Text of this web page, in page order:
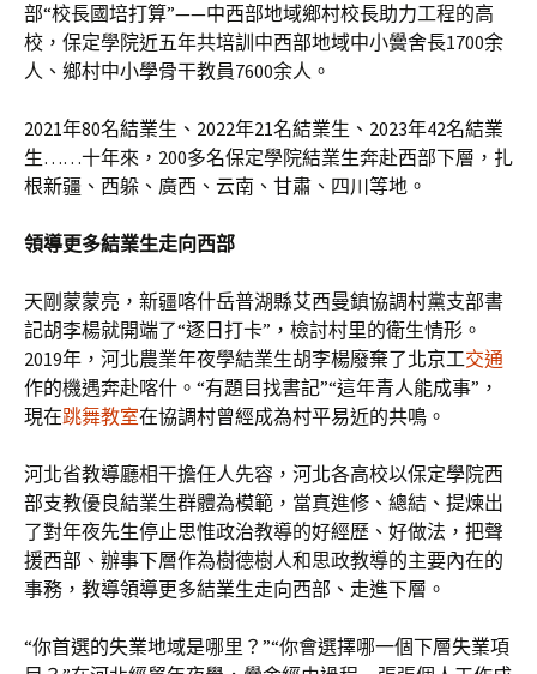
部“校長國培打算”——中西部地域鄉村校長助力工程的高
校，保定學院近五年共培訓中西部地域中小黌舍長1700余
人、鄉村中小學骨干教員7600余人。
2021年80名結業生、2022年21名結業生、2023年42名結業
生……十年來，200多名保定學院結業生奔赴西部下層，扎
根新疆、西躲、廣西、云南、甘肅、四川等地。
領導更多結業生走向西部
天剛蒙蒙亮，新疆喀什岳普湖縣艾西曼鎮協調村黨支部書
記胡李楊就開端了“逐日打卡”，檢討村里的衛生情形。
2019年，河北農業年夜學結業生胡李楊廢棄了北京工交通
作的機遇奔赴喀什。“有題目找書記”“這年青人能成事”，
現在跳舞教室在協調村曾經成為村平易近的共鳴。
河北省教導廳相干擔任人先容，河北各高校以保定學院西
部支教優良結業生群體為模範，當真進修、總結、提煉出
了對年夜先生停止思惟政治教導的好經歷、好做法，把聲
援西部、辦事下層作為樹德樹人和思政教導的主要內在的
事務，教導領導更多結業生走向西部、走進下層。
“你首選的失業地域是哪里？”“你會選擇哪一個下層失業項